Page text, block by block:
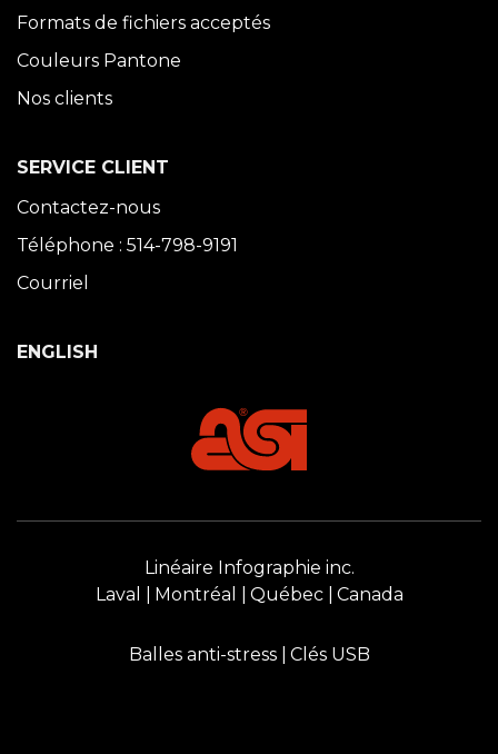
Formats de fichiers acceptés
Couleurs Pantone
Nos clients
SERVICE CLIENT
Contactez-nous
Téléphone : 514-798-9191
Courriel
ENGLISH
Linéaire Infographie inc.
Laval
Montréal Québec Canada
Balles anti-stress Clés USB